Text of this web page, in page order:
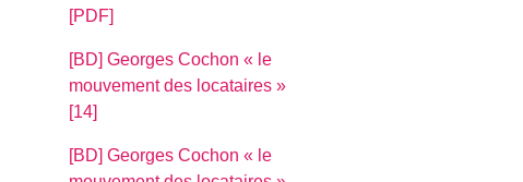
[PDF]
[BD] Georges Cochon « le
mouvement des locataires »
[14]
[BD] Georges Cochon « le